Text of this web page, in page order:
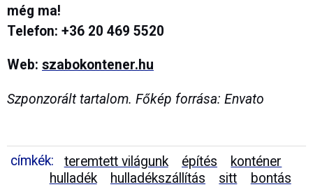
még ma!
Telefon: +36 20 469 5520
Web: szabokontener.hu
Szponzorált tartalom. Főkép forrása: Envato
címkék: teremtett világunk építés
konténer
hulladék
hulladékszállítás sitt bontás